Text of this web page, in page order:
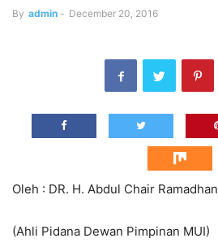
By admin - December 20, 2016
Oleh : DR. H. Abdul Chair
(Ahli Pidana Dewan Pimpinan MUI)